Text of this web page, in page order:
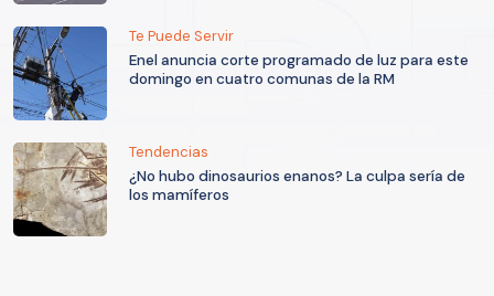
Te Puede Servir
Enel anuncia corte programado de luz para este
domingo en cuatro comunas de la RM
Tendencias
¿No hubo dinosaurios enanos? La culpa sería de
los mamíferos